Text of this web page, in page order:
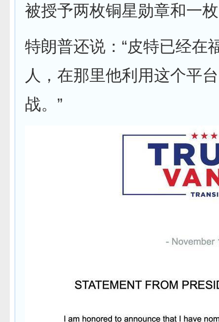
被授予两枚铜星勋章和一
特朗普还说：“皮特已经在
人，在那里他利用这个平
战。”